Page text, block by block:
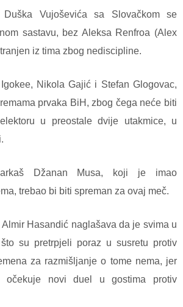
Duška Vujoševića sa Slovačkom se
sastavu, bez Aleksa Renfroa (Alex
iz tima zbog nediscipline.
Nikola Gajić i Stefan Glogovac,
prvaka BiH, zbog čega neće biti
u preostale dvije utakmice, u
Džanan Musa, koji je imao
trebao bi biti spreman za ovaj meč.
Almir Hasandić naglašava da je svima u
su pretrpjeli poraz u susretu protiv
za razmišljanje o tome nema, jer
očekuje novi duel u gostima protiv